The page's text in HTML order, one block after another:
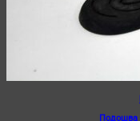
Подошва